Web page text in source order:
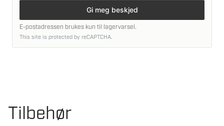
Gi meg beskjed
E-postadressen brukes kun til lagervarsel.
This site is protected by reCAPTCHA.
Tilbehør